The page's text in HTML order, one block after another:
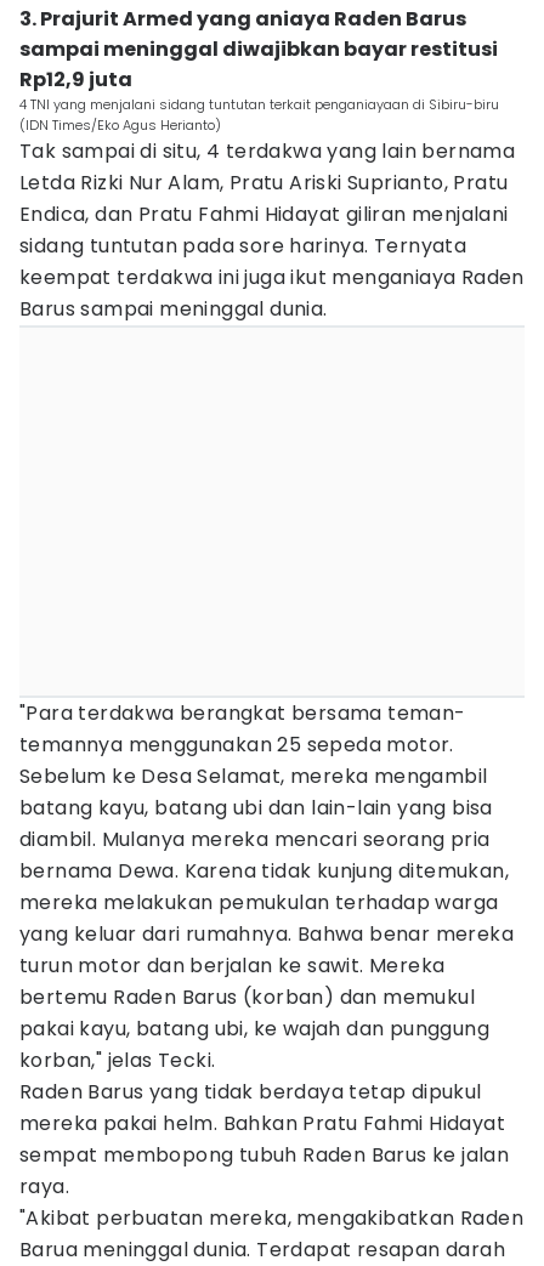
3. Prajurit Armed yang aniaya Raden Barus
sampai meninggal diwajibkan bayar restitusi
Rp12,9 juta
4 TNI yang menjalani sidang tuntutan terkait penganiayaan di Sibiru-biru
(IDN Times/Eko Agus Herianto)
Tak sampai di situ, 4 terdakwa yang lain bernama
Letda Rizki Nur Alam, Pratu Ariski Suprianto, Pratu
Endica, dan Pratu Fahmi Hidayat giliran menjalani
sidang tuntutan pada sore harinya. Ternyata
keempat terdakwa ini juga ikut menganiaya Raden
Barus sampai meninggal dunia.
"Para terdakwa berangkat bersama teman-
temannya menggunakan 25 sepeda motor.
Sebelum ke Desa Selamat, mereka mengambil
batang kayu, batang ubi dan lain-lain yang bisa
diambil. Mulanya mereka mencari seorang pria
bernama Dewa. Karena tidak kunjung ditemukan,
mereka melakukan pemukulan terhadap warga
yang keluar dari rumahnya. Bahwa benar mereka
turun motor dan berjalan ke sawit. Mereka
bertemu Raden Barus (korban) dan memukul
pakai kayu, batang ubi, ke wajah dan punggung
korban," jelas Tecki.
Raden Barus yang tidak berdaya tetap dipukul
mereka pakai helm. Bahkan Pratu Fahmi Hidayat
sempat membopong tubuh Raden Barus ke jalan
raya.
"Akibat perbuatan mereka, mengakibatkan Raden
Barua meninggal dunia. Terdapat resapan darah